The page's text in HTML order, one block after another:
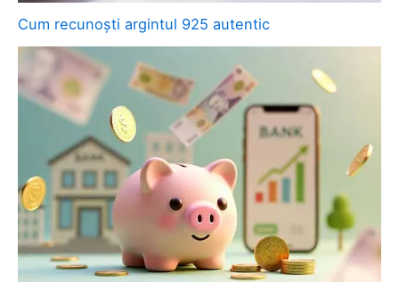
Cum recunoști argintul 925 autentic